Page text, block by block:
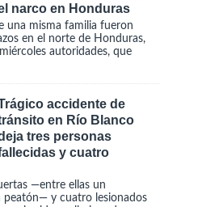
narco en Honduras
una misma familia fueron
en el norte de Honduras,
autoridades, que
accidente de
en Río Blanco
tres personas
y cuatro
—entre ellas un
peatón— y cuatro lesionados